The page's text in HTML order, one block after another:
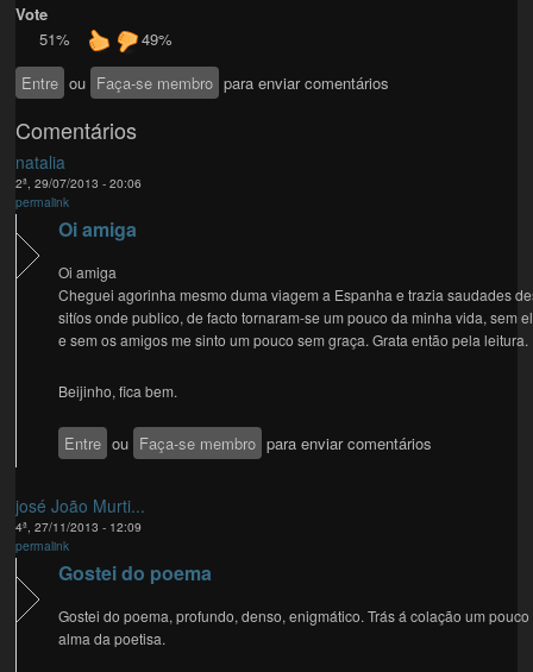
Vote
51%
49%
Entre ou Faça-se membro para enviar comentários
Comentários
natalia
2ª, 29/07/2013 - 20:06
permalink
Oi amiga
Oi amiga
Cheguei agorinha mesmo duma viagem a Espanha e trazia saudades
sitíos onde publico, de facto tornaram-se um pouco da minha vida, sem
e sem os amigos me sinto um pouco sem graça. Grata então pela leitura.
Beijinho, fica bem.
Entre ou Faça-se membro para enviar comentários
josé João Murti...
4ª, 27/11/2013 - 12:09
permalink
Gostei do poema
Gostei do poema, profundo, denso, enigmático. Trás á colação um
alma da poetisa.